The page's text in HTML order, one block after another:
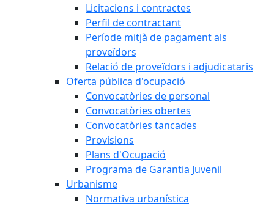
Licitacions i contractes
Perfil de contractant
Període mitjà de pagament als
proveïdors
Relació de proveïdors i adjudicataris
Oferta pública d'ocupació
Convocatòries de personal
Convocatòries obertes
Convocatòries tancades
Provisions
Plans d'Ocupació
Programa de Garantia Juvenil
Urbanisme
Normativa urbanística